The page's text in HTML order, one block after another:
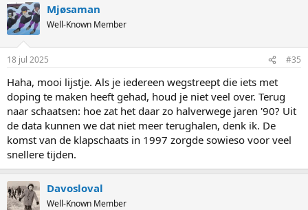
Mjøsaman
Well-Known Member
18 jul 2025 #35
Haha, mooi lijstje. Als je iedereen wegstreept die iets met
doping te maken heeft gehad, houd je niet veel over. Terug
naar schaatsen: hoe zat het daar zo halverwege jaren '90? Uit
de data kunnen we dat niet meer terughalen, denk ik. De
komst van de klapschaats in 1997 zorgde sowieso voor veel
snellere tijden.
Davosloval
Well-Known Member